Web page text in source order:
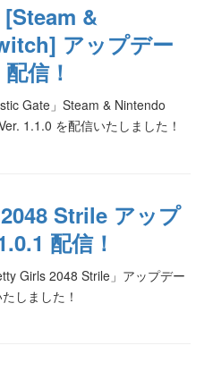
&
アップデー
信！
Gate」Steam & Nintendo
1.1.0 を配信いたしました！
Strile アップ
配信！
Girls 2048 Strile」アップデー
しました！